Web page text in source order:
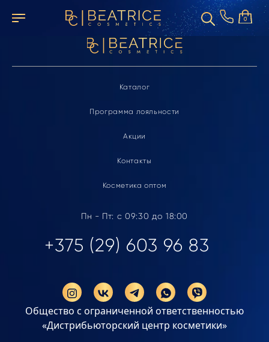
0
Элемент не найден
Каталог
Программа лояльности
Акции
Контакты
Косметика оптом
Пн - Пт: с 09:30 до 18:00
+375 (29) 603 96 83
Общество с ограниченной ответственностью
«Дистрибьюторский центр косметики»